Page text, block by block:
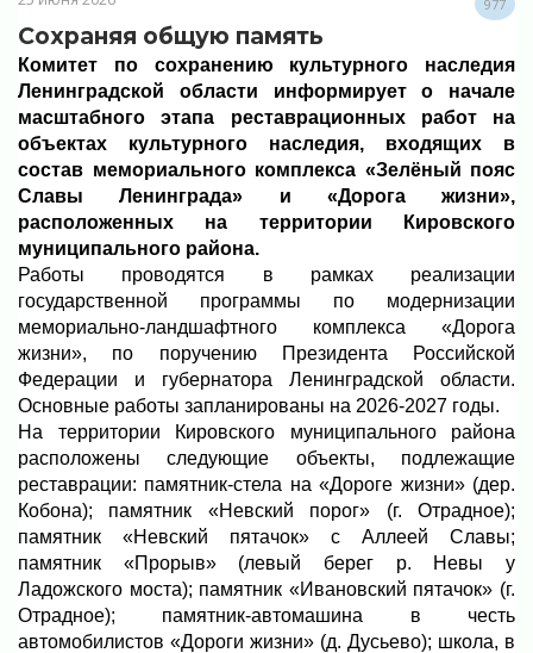
977
Сохраняя общую память
Комитет по сохранению культурного наследия
Ленинградской области информирует о начале
масштабного этапа реставрационных работ на
объектах культурного наследия, входящих в
состав мемориального комплекса «Зелёный пояс
Славы Ленинграда» и «Дорога жизни»,
расположенных на территории Кировского
муниципального района.
Работы проводятся в рамках реализации
государственной программы по модернизации
мемориально-ландшафтного комплекса «Дорога
жизни», по поручению Президента Российской
Федерации и губернатора Ленинградской области.
Основные работы запланированы на 2026-2027 годы.
На территории Кировского муниципального района
расположены следующие объекты, подлежащие
реставрации: памятник-стела на «Дороге жизни» (дер.
Кобона); памятник «Невский порог» (г. Отрадное);
памятник «Невский пятачок» с Аллеей Славы;
памятник «Прорыв» (левый берег р. Невы у
Ладожского моста); памятник «Ивановский пятачок» (г.
Отрадное); памятник-автомашина в честь
автомобилистов «Дороги жизни» (д. Дусьево); школа, в